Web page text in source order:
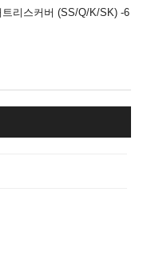
리스커버 (SS/Q/K/SK) -6